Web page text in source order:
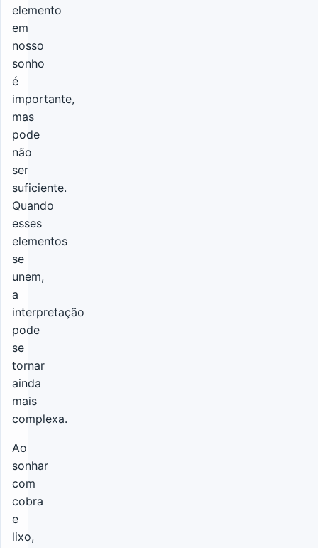
elemento
em
nosso
sonho
é
importante,
mas
pode
não
ser
suficiente.
Quando
esses
elementos
se
unem,
a
interpretação
pode
se
tornar
ainda
mais
complexa.
Ao
sonhar
com
cobra
e
lixo,